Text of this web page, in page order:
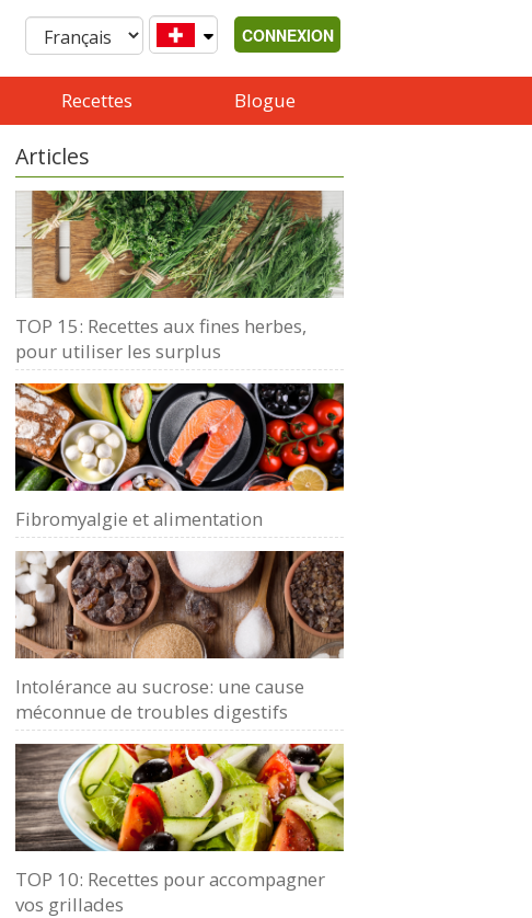
CONNEXION
Recettes Blogue
Articles
TOP 15: Recettes aux fines herbes,
pour utiliser les surplus
Fibromyalgie et alimentation
Intolérance au sucrose: une cause
méconnue de troubles digestifs
TOP 10: Recettes pour accompagner
vos grillades